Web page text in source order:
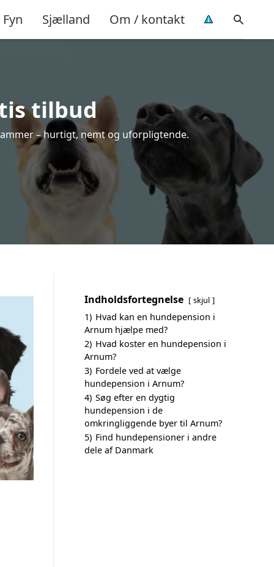
Fyn Sjælland Om / kontakt
tilbud
– hurtigt, nemt og uforpligtende.
Indholdsfortegnelse skjul
1) Hvad kan en hundepension i
Arnum hjælpe med?
2) Hvad koster en hundepension i
Arnum?
3) Fordele ved at vælge
hundepension i Arnum?
4) Søg efter en dygtig
hundepension i de
omkringliggende byer til Arnum?
5) Find hundepensioner i andre
dele af Danmark